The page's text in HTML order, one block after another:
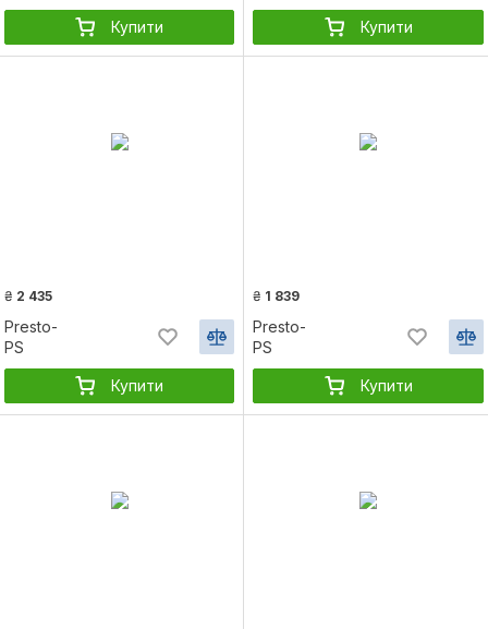
Купити Купити
₴ 2 435
Presto-
PS
Купити
₴ 1 839
Presto-
PS
Купити